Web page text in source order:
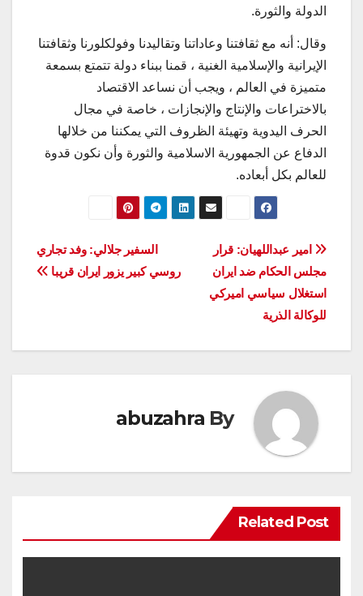
الدولة والثورة.
وقال: أنه مع ثقافتنا وعاداتنا وتقاليدنا وفولكلورنا وثقافتنا
الإيرانية والإسلامية الغنية ، قمنا ببناء دولة تتمتع بسمعة
متميزة في العالم ، ويجب أن نساعد الاقتصاد
بالاختراعات والإنتاج والإنجازات ، خاصة في مجال
الحرف اليدوية وتهيئة الظروف التي يمكننا من خلالها
الدفاع عن الجمهورية الاسلامية والثورة وأن نكون قدوة
للعالم بكل أبعاده.
تصفّح
المقالات
السفير جلالي: وفد تجاري
روسي كبير يزور ايران قريبا
امير عبداللهيان: قرار
مجلس الحكام ضد ايران
استغلال سياسي اميركي
للوكالة الذرية
By
abuzahra
Related Post